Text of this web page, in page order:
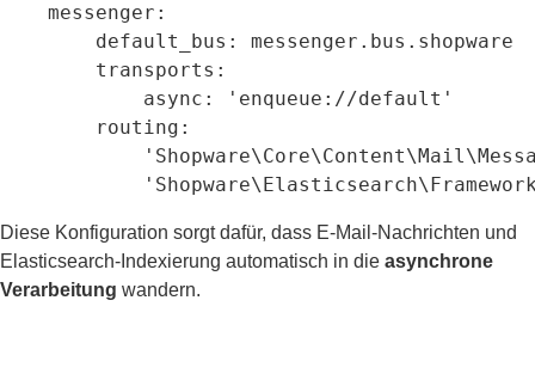
messenger:
default_bus: messenger.bus.shopware
transports:
async: 'enqueue://default'
routing:
Diese Konfiguration sorgt dafür, dass E-Mail-Nachrichten und
Elasticsearch-Indexierung automatisch in die asynchrone
Verarbeitung wandern.